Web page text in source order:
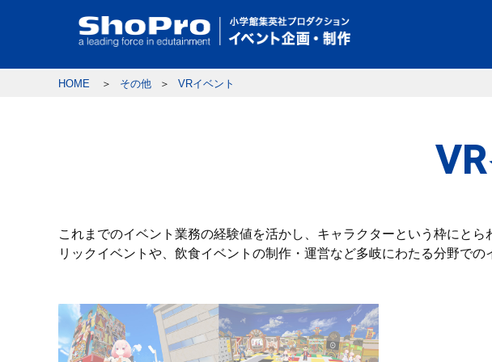
HOME その他 VRイベント
これまでのイベント業務の経験値を活かし、キャラクターという枠にと
リックイベントや、飲食イベントの制作・運営など多岐にわたる分野での